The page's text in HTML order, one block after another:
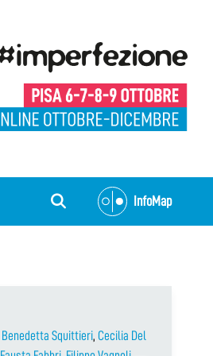
InfoMap
Benedetta Squittieri, Cecilia Del